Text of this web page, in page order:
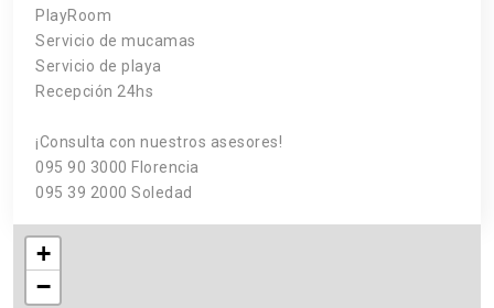
PlayRoom
Servicio de mucamas
Servicio de playa
Recepción 24hs
¡Consulta con nuestros asesores!
095 90 3000 Florencia
095 39 2000 Soledad
+
−